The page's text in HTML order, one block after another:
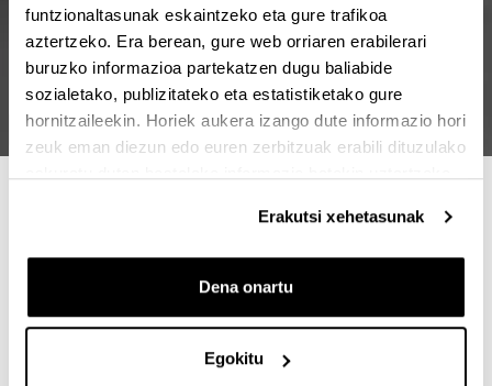
funtzionaltasunak eskaintzeko eta gure trafikoa
aztertzeko. Era berean, gure web orriaren erabilerari
buruzko informazioa partekatzen dugu baliabide
sozialetako, publizitateko eta estatistiketako gure
hornitzaileekin. Horiek aukera izango dute informazio hori
zeuk eman diezun edo euren zerbitzuak erabili dituzulako
Erakutsi xehetasunak
Dena onartu
Egokitu
Ezinbestekoa da arkitektura- eta hirigintza-proiektu
gehienak idatzi, sinatu, eraiki eta horien gaineko